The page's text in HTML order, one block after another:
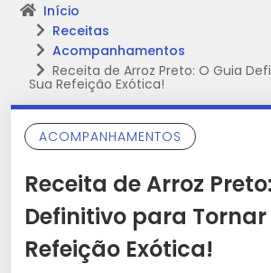
Início
Receitas
Acompanhamentos
Receita de Arroz Preto: O Guia
Sua Refeição Exótica!
ACOMPANHAMENTOS
Receita de Arroz
Definitivo para Tornar
Refeição Exótica!